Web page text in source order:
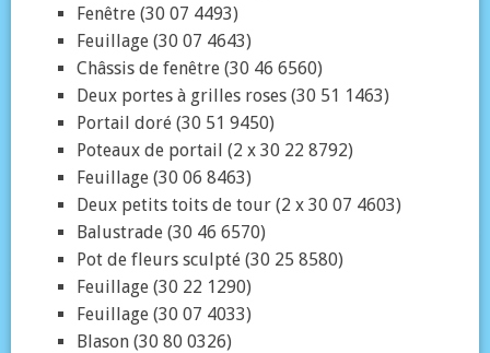
Fenêtre (30 07 4493)
Feuillage (30 07 4643)
Châssis de fenêtre (30 46 6560)
Deux portes à grilles roses (30 51 1463)
Portail doré (30 51 9450)
Poteaux de portail (2 x 30 22 8792)
Feuillage (30 06 8463)
Deux petits toits de tour (2 x 30 07 4603)
Balustrade (30 46 6570)
Pot de fleurs sculpté (30 25 8580)
Feuillage (30 22 1290)
Feuillage (30 07 4033)
Blason (30 80 0326)